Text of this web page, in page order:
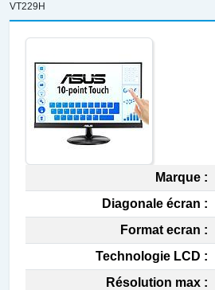
VT229H
Marque :
Diagonale écran :
Format ecran :
Technologie LCD :
Résolution max :